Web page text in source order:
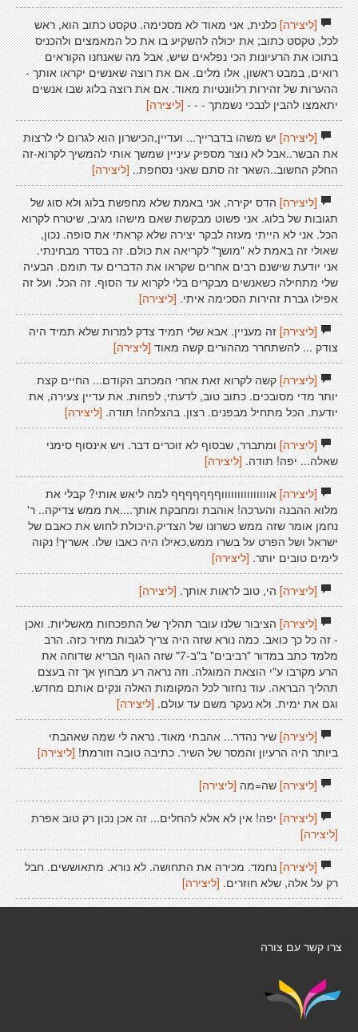
[ליצירה]כלנית, אני מאוד לא מסכימה. טקסט כתוב הוא, ראש
לכל, טקסט כתוב; את יכולה להשקיע בו את כל המאמצים ולהכניס
בתוכו את הרעיונות הכי נפלאים שיש, אבל מה שאנחנו הקוראים
רואים, במבט ראשון, אלו מלים. אם את רוצה שאנשים יקראו אותך -
ההערות של זהירות רלוונטיות מאוד. אם את רוצה בלוג שבו אנשים
יתאמצו להבין לנבכי נשמתך - - -[ליצירה]
[ליצירה]יש משהו בדברייך... ועדיין,הכישרון הוא לגרום לי לרצות
את הבשר..אבל לא נוצר מספיק עיניין שמשך אותי להמשיך לקרוא-זה
החלק החשוב..השאר זה סתם שאני נסחפת.. [ליצירה]
[ליצירה]הדס יקירה, אני באמת שלא מחפשת בלוג ולא סוג של
תגובות של בלוג. אני פשוט מבקשת שאם מישהו מגיב, שיטרח לקרוא
הכל. אני לא הייתי מעזה לבקר יצירה שלא קראתי את סופה. נכון,
שאולי זה באמת לא "מושך" לקריאה את כולם. זה בסדר מבחינתי.
אני יודעת שישנם רבים אחרים שקראו את הדברים עד תומם. הבעיה
שלי מתחילה כשאנשים מבקרים בלי לקרוא עד הסוף. זה הכל. ועל זה
אפילו גברת זהירות הסכימה איתי. [ליצירה]
[ליצירה]זה מעניין. אבא שלי תמיד צדק למרות שלא תמיד היה
צודק ... להשתחרר מההורים קשה מאוד [ליצירה]
[ליצירה]קשה לקרוא זאת אחרי המכתב הקודם... החיים קצת
יותר מדי מסובכים. כתוב טוב, לדעתי, לפחות. את עדיין צעירה, את
יודעת. הכל מתחיל מבפנים. רצון. בהצלחה! תודה. [ליצירה]
[ליצירה]ומתברר, שבסוף לא זוכרים דבר. ויש אינסוף סימני
שאלה... יפה! תודה. [ליצירה]
[ליצירה]אוווווווווווווווףףףףףףף למה ליאש אותי? קבלי את
מלוא ההבנה והערכה! אוהבת ומחבקת אותך....את ממש צדיקה.. ר'
נחמן אומר שזה ממש כשרונו של הצדיק.היכולת לחוש את כאבם של
ישראל ושל הפרט על בשרו ממש,כאילו היה כאבו שלו. אשריך! נקוה
לימים טובים יותר. [ליצירה]
[ליצירה]הי, טוב לראות אותך. [ליצירה]
[ליצירה]הציבור שלנו עובר תהליך של התפכחות מאשליות. ואכן
- זה כל כך כואב. כמה נורא שזה היה צריך לגבות מחיר כזה. הרב
מלמד כתב במדור "רביבים" ב"ב-7" שזה הגוף הבריא שדוחה את
הרע מקרבו ע"י הוצאת המוגלה. וזה נראה רע מבחוץ אך זה בעצם
תהליך הבראה. עוד נחזור לכל המקומות האלה ונקים אותם מחדש.
וגם את ימית. ולא נעקר משם עד עולם.[ליצירה]
[ליצירה]שיר נהדר... אהבתי מאוד. נראה לי שמה שאהבתי
ביותר היה הרעיון והמסר של השיר. כתיבה טובה וזורמת! [ליצירה]
[ליצירה]שה=מה [ליצירה]
[ליצירה]יפה! אין לא אלא להחלים... זה אכן נכון רק טוב אפרת
[ליצירה]
[ליצירה]נחמד. מכירה את התחושה. לא נורא. מתאוששים. חבל
רק על אלה, שלא חוזרים. [ליצירה]
צרו קשר עם צורה